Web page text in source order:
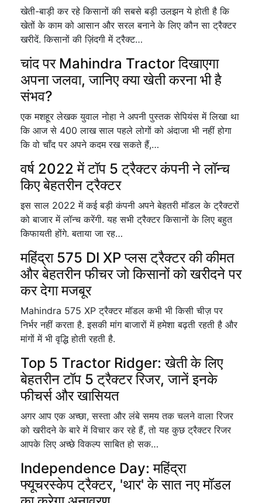
खेती-बाड़ी कर रहे किसानों की सबसे बड़ी उलझन ये होती है कि
खेतों के काम को आसान और सरल बनाने के लिए कौन सा ट्रैक्टर
खरीदें. किसानों की ज़िंदगी में ट्रैक्ट…
चांद पर Mahindra Tractor दिखाएगा
अपना जलवा, जानिए क्या खेती करना भी है
संभव?
एक मशहूर लेखक युवाल नोहा ने अपनी पुस्तक सेपियंस में लिखा था
कि आज से 400 लाख साल पहले लोगों को अंदाजा भी नहीं होगा
कि वो चाँद पर अपने कदम रख सकते हैं,…
वर्ष 2022 में टॉप 5 ट्रैक्टर कंपनी ने लॉन्च
किए बेहतरीन ट्रैक्टर
इस साल 2022 में कई बड़ी कंपनी अपने बेहतरी मॉडल के ट्रैक्टरों
को बाजार में लॉन्च करेंगी. यह सभी ट्रैक्टर किसानों के लिए बहुत
किफायती होंगे. बताया जा रह…
महिंद्रा 575 DI XP प्लस ट्रैक्टर की कीमत
और बेहतरीन फीचर जो किसानों को खरीदने पर
कर देगा मजबूर
Mahindra 575 XP ट्रैक्टर मॉडल कभी भी किसी चीज़ पर
निर्भर नहीं करता है. इसकी मांग बाजारों में हमेशा बढ़ती रहती है और
मांगों में भी वृद्धि होती रहती है.
Top 5 Tractor Ridger: खेती के लिए
बेहतरीन टॉप 5 ट्रैक्टर रिजर, जानें इनके
फीचर्स और खासियत
अगर आप एक अच्छा, सस्ता और लंबे समय तक चलने वाला रिजर
को खरीदने के बारे में विचार कर रहे हैं, तो यह कुछ ट्रैक्टर रिजर
आपके लिए अच्छे विकल्प साबित हो सक…
Independence Day: महिंद्रा
फ्यूचरस्केप ट्रैक्टर, 'थार' के सात नए मॉडल